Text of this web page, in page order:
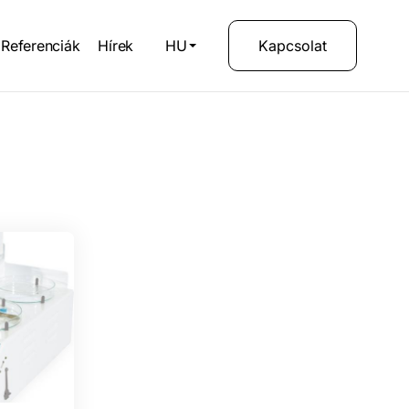
Kapcsolat
HU
Referenciák Hírek